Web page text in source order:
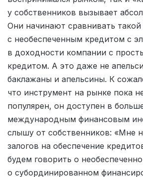
у собственников вызывает
Они начинают сравнивать
с необеспеченным кредитом с
в доходности компании с
кредитом. А это даже не
баклажаны и апельсины. К
что инструмент на рынке пока
популярен, он доступен в
международным финансовым
слышу от собственников: «Мне
залогов на обеспечение
будем говорить о
о субординированном